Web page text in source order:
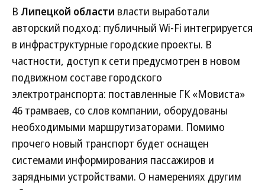
В Липецкой области власти выработали
авторский подход: публичный Wi-Fi интегрируется
в инфраструктурные городские проекты. В
частности, доступ к сети предусмотрен в новом
подвижном составе городского
электротранспорта: поставленные ГК «Мовиста»
46 трамваев, со слов компании, оборудованы
необходимыми маршрутизаторами. Помимо
прочего новый транспорт будет оснащен
системами информирования пассажиров и
зарядными устройствами. О намерениях другим